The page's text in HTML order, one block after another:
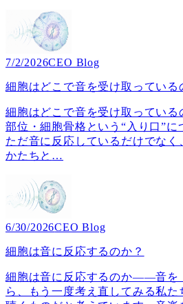
7/2/2026CEO Blog
細胞はどこで音を受け取っている
細胞はどこで音を受け取ってい
部位・細胞骨格という“入り口”
ただ音に反応しているだけでな
かたちと …
6/30/2026CEO Blog
細胞は音に反応するのか？
細胞は音に反応するのか――音を
ら、もう一度考え直してみる私